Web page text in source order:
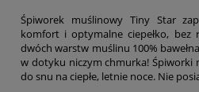
Śpiworek muślinowy Tiny Star
komfort i optymalne ciepełko, bez
dwóch warstw muślinu 100%
w dotyku niczym chmurka! Śpiworki
do snu na ciepłe, letnie noce. Nie